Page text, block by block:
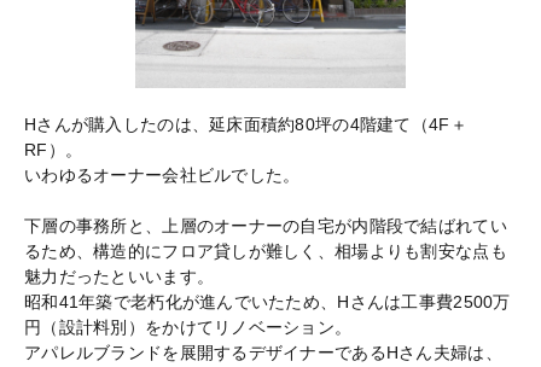
Hさんが購入したのは、延床面積約80坪の4階建て（4F＋
RF）。
いわゆるオーナー会社ビルでした。
下層の事務所と、上層のオーナーの自宅が内階段で結ばれてい
るため、構造的にフロア貸しが難しく、相場よりも割安な点も
魅力だったといいます。
昭和41年築で老朽化が進んでいたため、Hさんは工事費2500万
円（設計料別）をかけてリノベーション。
アパレルブランドを展開するデザイナーであるHさん夫婦は、